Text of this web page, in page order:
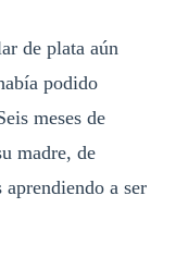
de plata aún
podido
meses de
madre, de
aprendiendo a ser